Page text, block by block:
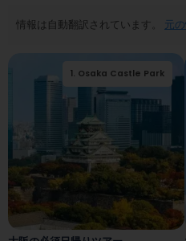
情報は自動翻訳されています。 元
1. Osaka Castle Park